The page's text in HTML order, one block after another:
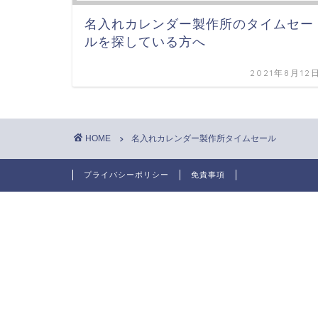
名入れカレンダー製作所のタイムセー
ルを探している方へ
2021年8月12
HOME 名入れカレンダー製作所タイムセール
プライバシーポリシー 免責事項